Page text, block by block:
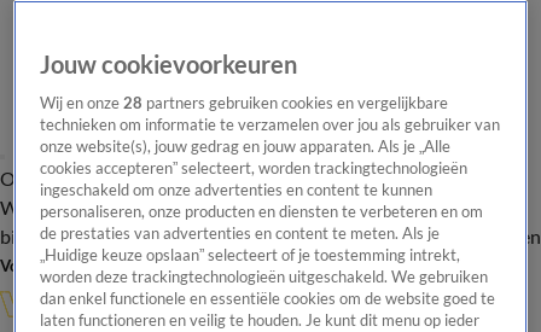
Overzicht Onze programma's Uitzendingen Onze gezichten
In de
WandelgangenInterviewsUitzending
bijwonenPodcastShopVeelgestelde vragenKijkersvraag insturen
Volg Vandaag Inside
Jouw cookievoorkeuren
Wij en onze28 partners gebruiken cookies en vergelijkbare
technieken om informatie te verzamelen over jou als gebruiker van
onze website(s), jouw gedrag en jouw apparaten. Als je „Alle
cookies accepteren” selecteert, worden trackingtechnologieën
ingeschakeld om onze advertenties en content te kunnen
personaliseren, onze producten en diensten te verbeteren en om
de prestaties van advertenties en content te meten. Als je
„Huidige keuze opslaan” selecteert of je toestemming intrekt,
worden deze trackingtechnologieën uitgeschakeld. We gebruiken
dan enkel functionele en essentiële cookies om de website goed te
laten functioneren en veilig te houden. Je kunt dit menu op ieder